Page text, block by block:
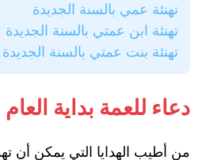
تهنئة عمي بالسنة الجديدة
تهنئة ابن عمتي بالسنة الجديدة
تهنئة بنت عمتي بالسنة الجديدة
دعاء للعمة بداية
من أطيب الهدايا التي يمكن أن